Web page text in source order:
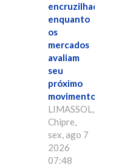
encruzilhada
enquanto
os
mercados
avaliam
seu
próximo
movimento.
LIMASSOL,
Chipre,
sex, ago 7
2026
07:48